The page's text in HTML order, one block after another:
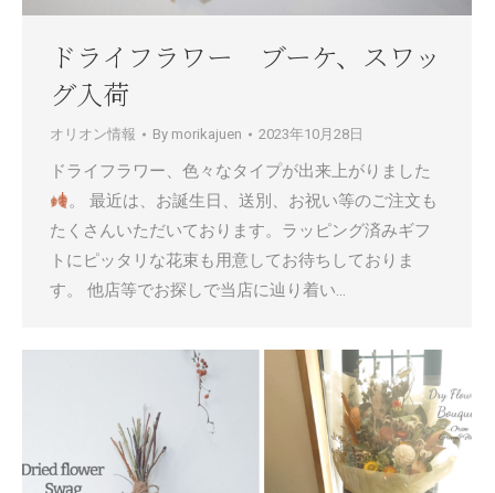
ドライフラワー ブーケ、スワッ
グ入荷
オリオン情報 By morikajuen 2023年10月28日
ドライフラワー、色々なタイプが出来上がりました
。 最近は、お誕生日、送別、お祝い等のご注文も
たくさんいただいております。ラッピング済みギフ
トにピッタリな花束も用意してお待ちしておりま
す。 他店等でお探しで当店に辿り着い…